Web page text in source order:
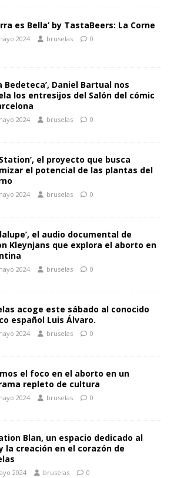
es Bella’ by TastaBeers: La Corne
2024 bruselas 0
Bedeteca’, Daniel Bartual nos
los entresijos del Salón del cómic
2024 bruselas 0
el proyecto que busca
el potencial de las plantas del
2024 bruselas 0
el audio documental de
Kleynjans que explora el aborto en
2024 bruselas 0
acoge este sábado al conocido
español Luis Álvaro.
2024 bruselas 0
el foco en el aborto en un
repleto de cultura
2024 bruselas 0
Blan, un espacio dedicado al
la creación en el corazón de
2024 bruselas 0